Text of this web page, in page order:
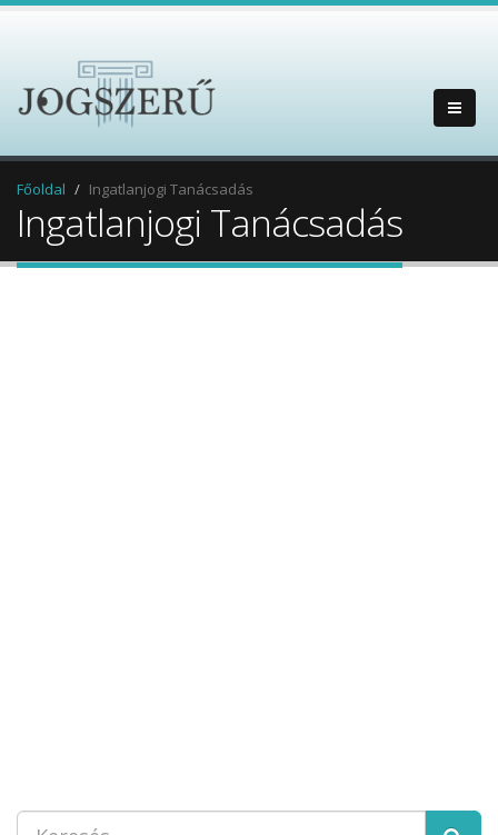
Főoldal Ingatlanjogi Tanácsadás
Ingatlanjogi Tanácsadás